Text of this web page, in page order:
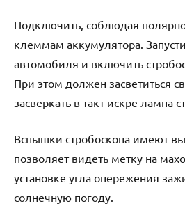
Подключить, соблюдая
клеммам аккумулятора.
автомобиля и включить
При этом должен засветиться
засверкать в такт искре лампа
Вспышки стробоскопа имеют
позволяет видеть метку на
установке угла опережения
солнечную погоду.